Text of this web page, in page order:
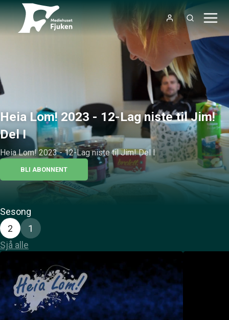
Heia Lom! 2023 - 12-Lag niste til Jim!
Del I
Heia Lom! 2023 - 12-Lag niste til Jim! Del I
BLI ABONNENT
Sesong
2
1
Sjå alle